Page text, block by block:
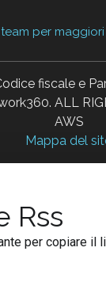
per
fiscale e
ALL
AWS
Mappa del
Rss
per copiare il